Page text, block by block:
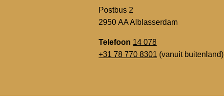
Postbus 2
2950 AA Alblasserdam
Telefoon 14 078
+31 78 770 8301 (vanuit buitenland)